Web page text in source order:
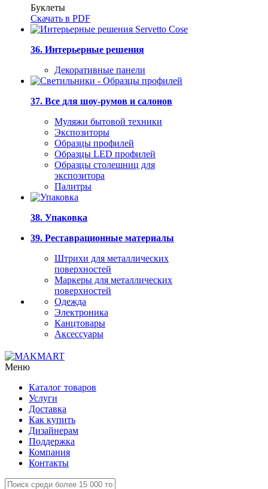
Буклеты
Скачать в PDF
36. Интерьерные решения
Декоративные панели
37. Все для шоу-румов и салонов
Муляжи бытовой техники
Экспозиторы
Образцы профилей
Образцы LED профилей
Образцы столешниц для
экспозитора
Палитры
38. Упаковка
39. Реставрационные материалы
Штрихи для металлических
поверхностей
Маркеры для металлических
поверхностей
Одежда
Электроника
Канцтовары
Аксессуары
Меню
Каталог товаров
Услуги
Доставка
Как купить
Дизайнерам
Поддержка
Компания
Контакты